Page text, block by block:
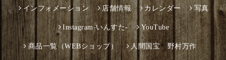
インフォメーション 店舗情報 カレンダー 写真
Instagram-いんすた- YouTube
商品一覧（WEBショップ） 人間国宝 野村万作